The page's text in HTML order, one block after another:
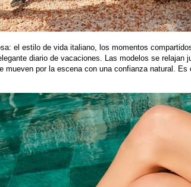
el estilo de vida italiano, los momentos
diario de vacaciones. Las modelos se relajan
mueven por la escena con una confianza natural. Es